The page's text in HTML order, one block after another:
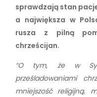
sprawdzają stan
a największa w
rusza z pilną
chrześcijan.
“O tym, że w
prześladowaniami
mniejszość religijną,